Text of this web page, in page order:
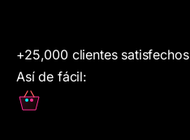
+25,000 clientes satisfechos
Así de fácil: